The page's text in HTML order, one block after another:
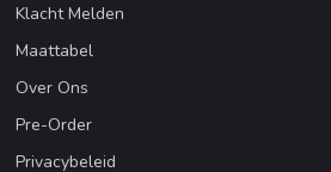
Klacht Melden
Maattabel
Over Ons
Pre-Order
Privacybeleid